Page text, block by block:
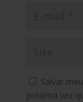
Salvar
próxima vez